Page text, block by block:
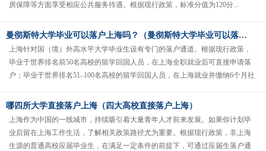
房保障等方面享受相应公共服务待遇。根据现行政策，标准分值为120分...
曼彻斯特大学毕业可以落户上海吗？（曼彻斯特大学毕业可以落户上海吗现在）
上海针对国（境）外高水平大学毕业生设有专门的落户通道。根据现行政策，
毕业于世界排名前50名高校的留学回国人员，在上海全职就业后可直接申请落
户；毕业于世界排名51–100名高校的留学回国人员，在上海就业并缴纳6个月社
哪四所大学直接落户上海（四大高校直接落户上海）
上海作为中国的一线城市，持续吸引着大量青年人才前来发展。如果你计划毕
业后留在上海工作生活，了解相关政策路径尤为重要。根据现行政策，非上海
生源的普通高校应届毕业生，在满足一定条件的前提下，可通过应届生落户通